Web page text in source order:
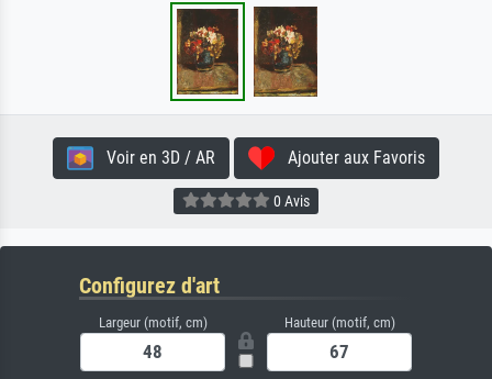
Voir en 3D / AR Ajouter aux Favoris
0 Avis
Configurez d'art
Largeur (motif, cm) Hauteur (motif, cm)